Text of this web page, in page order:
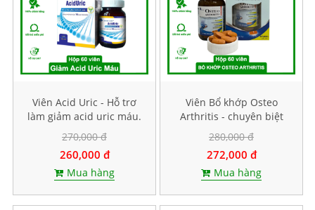
Viên Acid Uric - Hỗ trơ
làm giảm acid uric máu.
Hộp 60 viên
270,000 đ
260,000 đ
Mua hàng
Viên Bổ khớp Osteo
Arthritis - chuyên biệt
cho bệnh khớp. Hộp 60
viên
280,000 đ
272,000 đ
Mua hàng